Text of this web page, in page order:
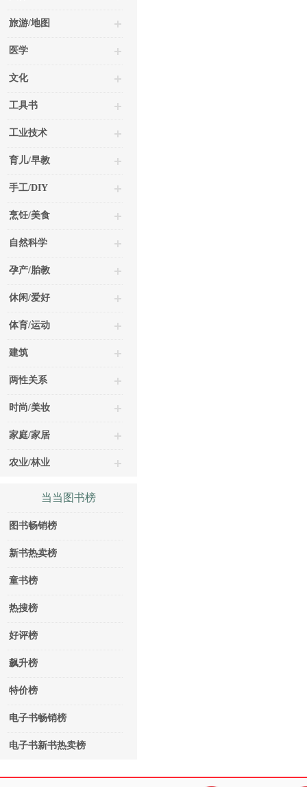
旅游/地图
医学
文化
工具书
工业技术
育儿/早教
手工/DIY
烹饪/美食
自然科学
孕产/胎教
休闲/爱好
体育/运动
建筑
两性关系
时尚/美妆
家庭/家居
农业/林业
当当图书榜
图书畅销榜
新书热卖榜
童书榜
热搜榜
好评榜
飙升榜
特价榜
电子书畅销榜
电子书新书热卖榜